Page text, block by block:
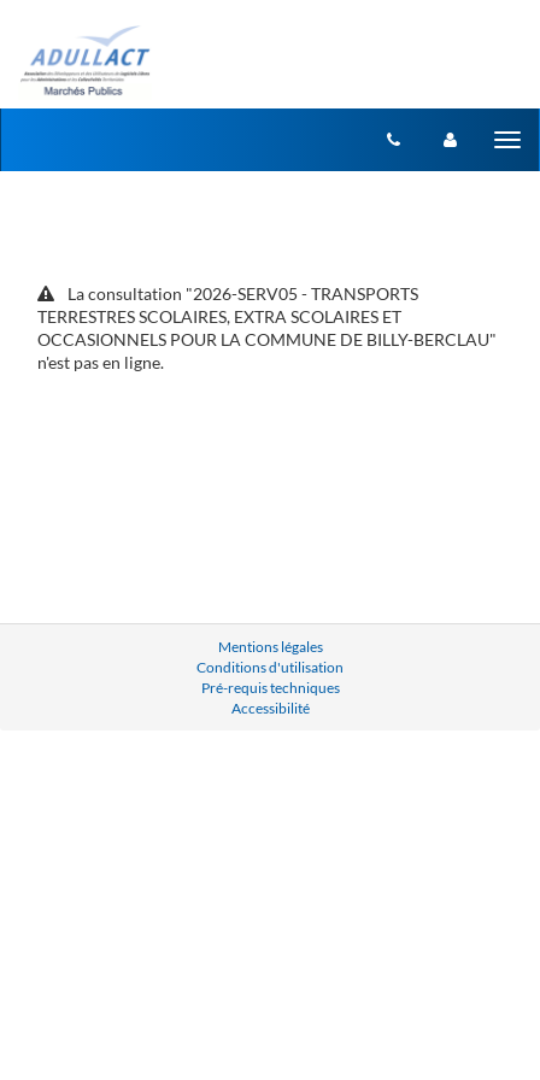
La consultation "2026-SERV05 - TRANSPORTS
TERRESTRES SCOLAIRES, EXTRA SCOLAIRES ET
OCCASIONNELS POUR LA COMMUNE DE BILLY-BERCLAU"
n'est pas en ligne.
Mentions légales
Conditions d'utilisation
Pré-requis techniques
Accessibilité